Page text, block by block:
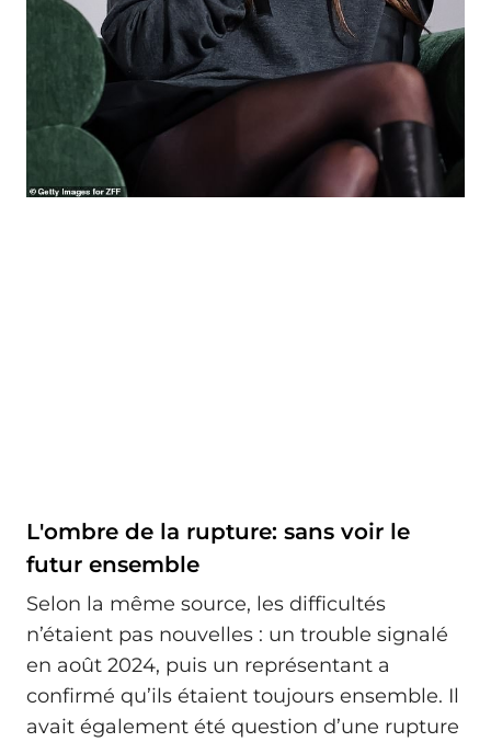
L'ombre de la rupture: sans voir le
futur ensemble
Selon la même source, les difficultés
n’étaient pas nouvelles : un trouble signalé
en août 2024, puis un représentant a
confirmé qu’ils étaient toujours ensemble. Il
avait également été question d’une rupture